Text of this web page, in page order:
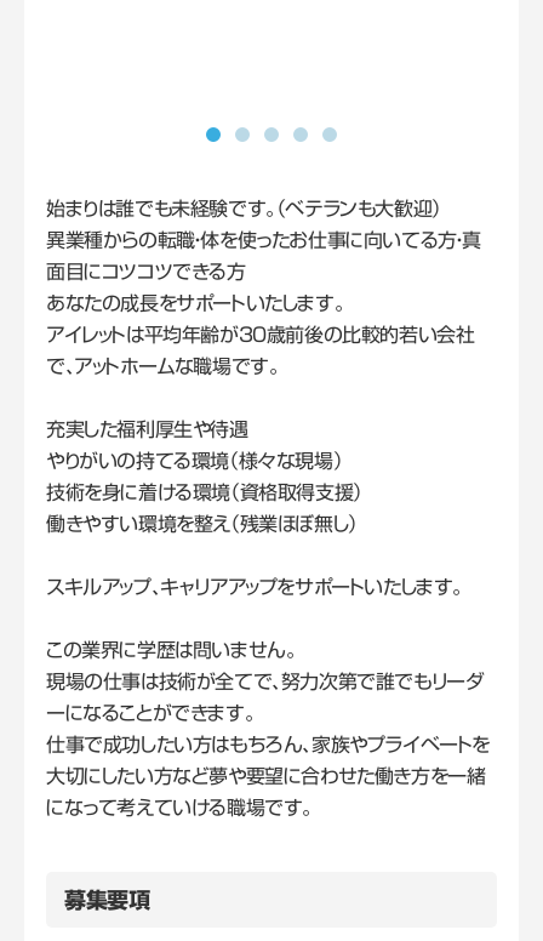
始まりは誰でも未経験です。（ベテランも大歓迎）
異業種からの転職・体を使ったお仕事に向いてる方・真
面目にコツコツできる方
あなたの成長をサポートいたします。
アイレットは平均年齢が30歳前後の比較的若い会社
で、アットホームな職場です。
充実した福利厚生や待遇
やりがいの持てる環境（様々な現場）
技術を身に着ける環境（資格取得支援）
働きやすい環境を整え（残業ほぼ無し）
スキルアップ、キャリアアップをサポートいたします。
この業界に学歴は問いません。
現場の仕事は技術が全てで、努力次第で誰でもリーダ
ーになることができます。
仕事で成功したい方はもちろん、家族やプライベートを
大切にしたい方など夢や要望に合わせた働き方を一緒
になって考えていける職場です。
募集要項